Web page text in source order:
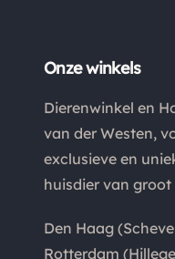
Onze winkels
Dierenwinkel en
van der Westen,
exclusieve en
huisdier van
Den Haag
Rotterdam